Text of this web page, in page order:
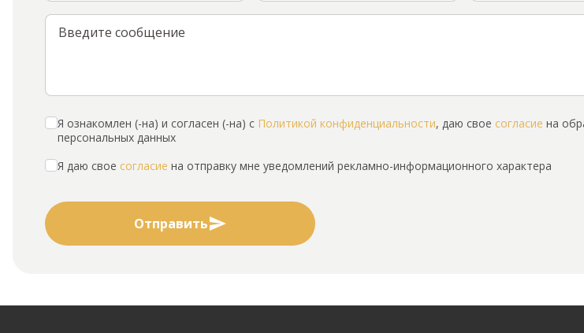
Я ознакомлен (-на) и согласен (-на) с Политикой конфиденциальности, даю свое согласие на
персональных данных
Я даю свое согласие на отправку мне уведомлений рекламно-информационного характера
Отправить